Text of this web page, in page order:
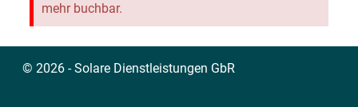
mehr buchbar.
© 2026 - Solare Dienstleistungen GbR